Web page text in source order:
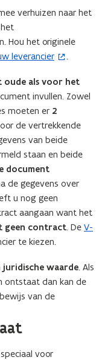
verhuizen naar het
Hou het originele
leverancier .
als voor het
invullen. Zowel
moeten er 2
de vertrekkende
van beide
staan en beide
document
de gegevens over
u nog geen
aangaan want het
geen contract. De V-
te kiezen.
juridische waarde. Als
ontstaat dan kan de
van de
voor